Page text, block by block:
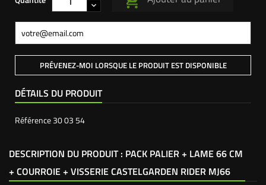
PRÉVENEZ-MOI LORSQUE LE PRODUIT EST DISPONIBLE
DÉTAILS DU PRODUIT
Référence30 03 54
DESCRIPTION DU PRODUIT : PACK PALIER + LAME 66 CM
+ COURROIE + VISSERIE CASTELGARDEN RIDER MJ66